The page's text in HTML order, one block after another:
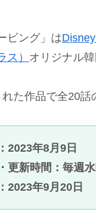
ビング」は
ス） オリジナル韓
た作品で全20話
2023年8月9日
更新時間：毎週
2023年9月20日